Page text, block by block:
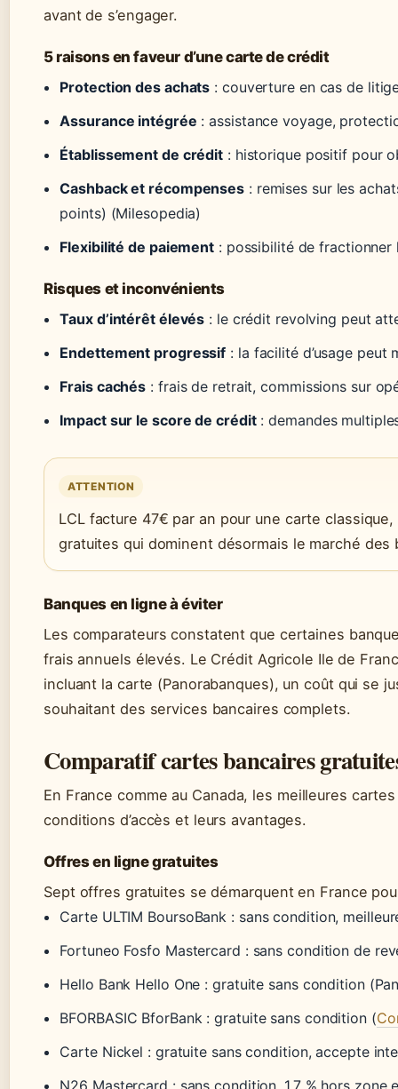
avant de s’engager.
5 raisons en faveur d’une carte de crédit
Protection des achats : couverture en cas de
Assurance intégrée : assistance voyage,
Établissement de crédit : historique positif pour
Cashback et récompenses : remises sur les
points) (Milesopedia)
Flexibilité de paiement : possibilité de fractionner
Risques et inconvénients
Taux d’intérêt élevés : le crédit revolving peut
Endettement progressif : la facilité d’usage peut
Frais cachés : frais de retrait, commissions sur
Impact sur le score de crédit: demandes
ATTENTION
LCL facture 47€ par an pour une carte
gratuites qui dominent désormais le marché des
Banques en ligne à éviter
Les comparateurs constatent que certaines
frais annuels élevés. Le Crédit Agricole Ile de
incluant la carte (Panorabanques), un coût qui se
souhaitant des services bancaires complets.
Comparatif cartes bancaires
En France comme au Canada, les meilleures
conditions d’accès et leurs avantages.
Offres en ligne gratuites
Sept offres gratuites se démarquent en France
Carte ULTIM BoursoBank : sans condition,
Fortuneo Fosfo Mastercard : sans condition de
Hello Bank Hello One : gratuite sans condition
BFORBASIC BforBank : gratuite sans condition (
Carte Nickel : gratuite sans condition, accepte
N26 Mastercard : sans condition, 1,7 % hors zone